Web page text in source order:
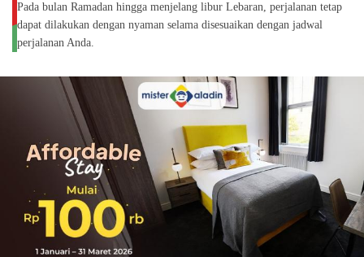
Pada bulan Ramadan hingga menjelang libur Lebaran, perjalanan tetap
dapat dilakukan dengan nyaman selama disesuaikan dengan jadwal
perjalanan Anda.